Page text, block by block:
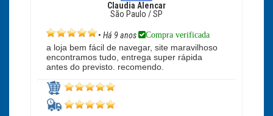
Claudia Alencar
São Paulo / SP
• Há 9 anos Compra verificada
a loja bem fácil de navegar, site maravilhoso
encontramos tudo, entrega super rápida
antes do previsto. recomendo.